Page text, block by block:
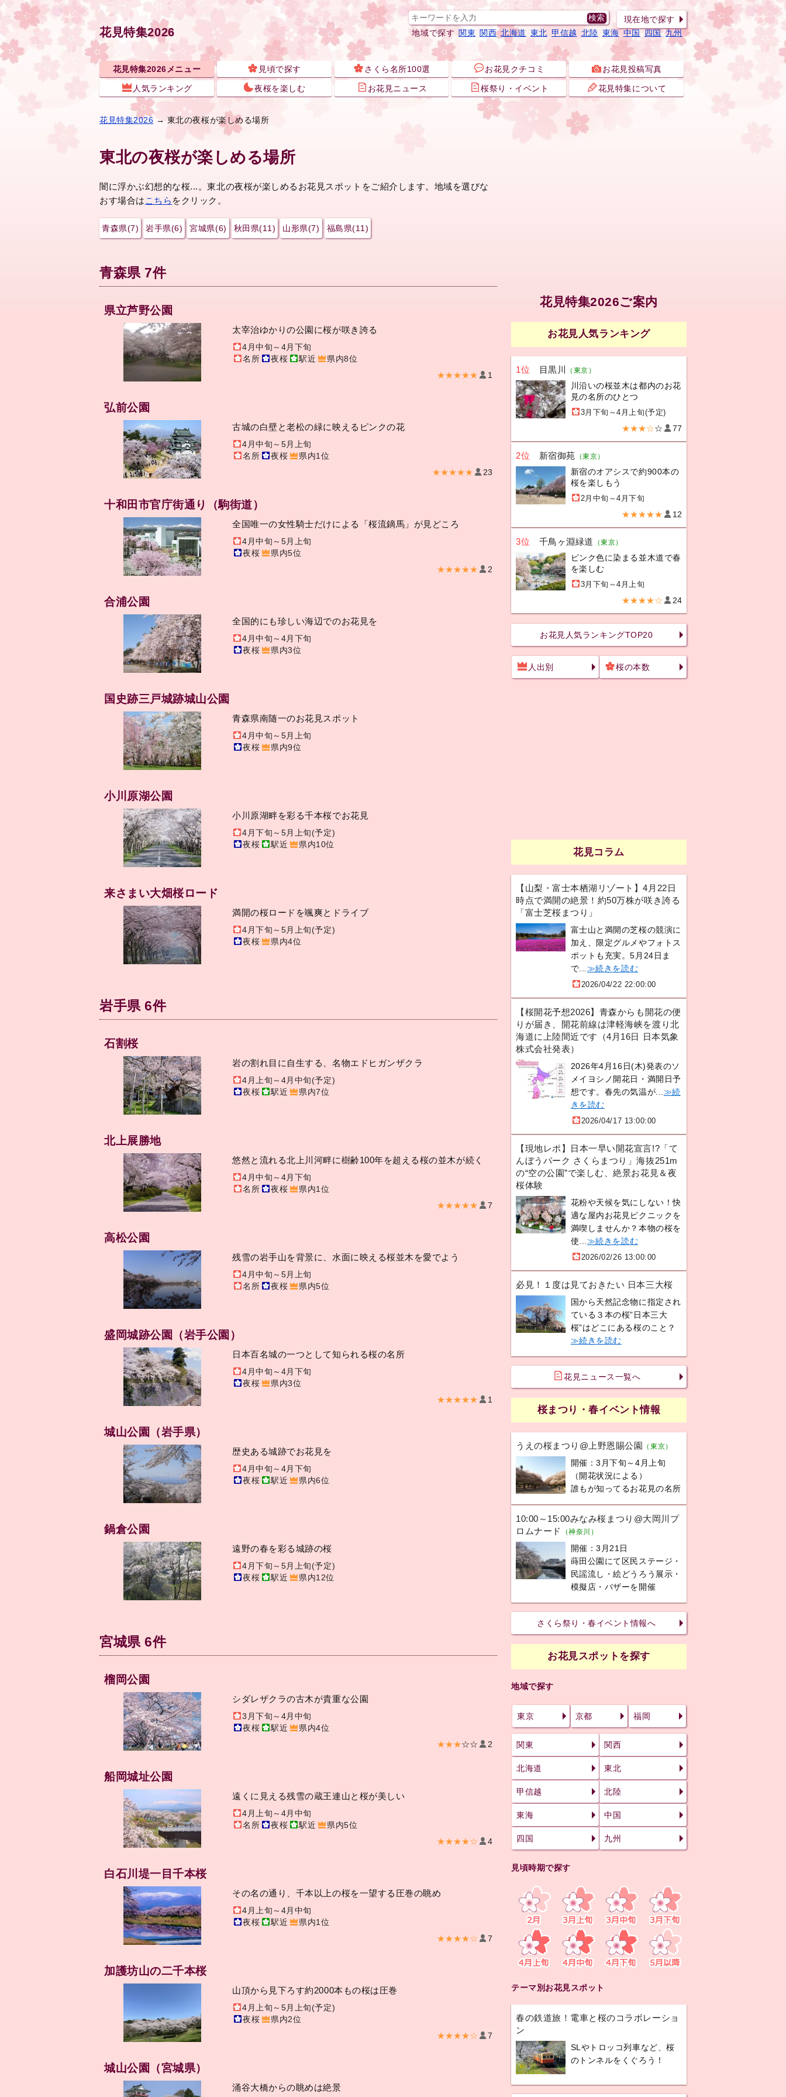
花見特集2026
現在地で探す
地域で探す 関東 関西 北海道 東北 甲信越 北陸 東海 中国 四国 九州
花見特集2026メニュー 見頃で探す さくら名所100選 お花見クチコミ お花見投稿写真
人気ランキング 夜桜を楽しむ お花見ニュース 桜祭り・イベント 花見特集について
花見特集2026 → 東北の夜桜が楽しめる場所
東北の夜桜が楽しめる場所
闇に浮かぶ幻想的な桜...。東北の夜桜が楽しめるお花見スポットをご紹介します。地域を選びな
おす場合は こちら をクリック。
青森県(7) 岩手県(6) 宮城県(6) 秋田県(11) 山形県(7) 福島県(11)
青森県 7件
県立芦野公園
太宰治ゆかりの公園に桜が咲き誇る
4月中旬～4月下旬
名所
夜桜 駅近 県内8位
★★★★★ 1
弘前公園
古城の白壁と老松の緑に映えるピンクの花
4月中旬～5月上旬
名所
夜桜 県内1位
★★★★★ 23
十和田市官庁街通り（駒街道）
全国唯一の女性騎士だけによる「桜流鏑馬」が見どころ
4月中旬～5月上旬
夜桜
県内5位
★★★★★ 2
合浦公園
全国的にも珍しい海辺でのお花見を
4月中旬～4月下旬
夜桜
県内3位
国史跡三戸城跡城山公園
青森県南随一のお花見スポット
4月中旬～5月上旬
夜桜
県内9位
小川原湖公園
小川原湖畔を彩る千本桜でお花見
4月下旬～5月上旬(予定)
夜桜
駅近 県内10位
来さまい大畑桜ロード
満開の桜ロードを颯爽とドライブ
4月下旬～5月上旬(予定)
夜桜
県内4位
岩手県 6件
石割桜
岩の割れ目に自生する、名物エドヒガンザクラ
4月上旬～4月中旬(予定)
夜桜
駅近 県内7位
北上展勝地
悠然と流れる北上川河畔に樹齢100年を超える桜の並木が続く
4月中旬～4月下旬
名所
夜桜 県内1位
★★★★★ 7
高松公園
残雪の岩手山を背景に、水面に映える桜並木を愛でよう
4月中旬～5月上旬
名所
夜桜 県内5位
盛岡城跡公園（岩手公園）
日本百名城の一つとして知られる桜の名所
4月中旬～4月下旬
夜桜
県内3位
★★★★★ 1
城山公園（岩手県）
歴史ある城跡でお花見を
4月中旬～4月下旬
夜桜
駅近 県内6位
鍋倉公園
遠野の春を彩る城跡の桜
4月下旬～5月上旬(予定)
夜桜
駅近 県内12位
宮城県 6件
榴岡公園
シダレザクラの古木が貴重な公園
3月下旬～4月中旬
夜桜
駅近 県内4位
★★★☆☆ 2
船岡城址公園
遠くに見える残雪の蔵王連山と桜が美しい
4月上旬～4月中旬
名所
夜桜 駅近 県内5位
★★★★☆ 4
白石川堤一目千本桜
その名の通り、千本以上の桜を一望する圧巻の眺め
4月上旬～4月中旬
夜桜
駅近 県内1位
★★★★☆ 7
加護坊山の二千本桜
山頂から見下ろす約2000本もの桜は圧巻
4月上旬～5月上旬(予定)
夜桜
県内2位
★★★★☆ 7
城山公園（宮城県）
涌谷大橋からの眺めは絶景
花見特集2026ご案内
お花見人気ランキング
1位 目黒川 （東京）
川沿いの桜並木は都内のお花
見の名所のひとつ
3月下旬～4月上旬(予定)
★★★☆☆ 77
2位 新宿御苑 （東京）
新宿のオアシスで約900本の
桜を楽しもう
2月中旬～4月下旬
★★★★★ 12
3位 千鳥ヶ淵緑道 （東京）
ピンク色に染まる並木道で春
を楽しむ
3月下旬～4月上旬
★★★★☆ 24
お花見人気ランキングTOP20
人出別 桜の本数
花見コラム
【山梨・富士本栖湖リゾート】4月22日
時点で満開の絶景！約50万株が咲き誇る
「富士芝桜まつり」
富士山と満開の芝桜の競演に
加え、限定グルメやフォトス
ポットも充実。5月24日ま
で... ≫続きを読む
2026/04/22 22:00:00
【桜開花予想2026】青森からも開花の便
りが届き、開花前線は津軽海峡を渡り北
海道に上陸間近です（4月16日 日本気象
株式会社発表）
2026年4月16日(木)発表のソ
メイヨシノ開花日・満開日予
想です。春先の気温が... ≫続
きを読む
2026/04/17 13:00:00
【現地レポ】日本一早い開花宣言!?「て
んぼうパーク さくらまつり」海抜251m
の“空の公園”で楽しむ、絶景お花見＆夜
桜体験
花粉や天候を気にしない！快
適な屋内お花見ピクニックを
満喫しませんか？本物の桜を
使... ≫続きを読む
2026/02/26 13:00:00
必見！１度は見ておきたい 日本三大桜
国から天然記念物に指定され
ている３本の桜”日本三大
桜”はどこにある桜のこと？
≫続きを読む
花見ニュース一覧へ
桜まつり・春イベント情報
うえの桜まつり@上野恩賜公園 （東京）
開催：3月下旬～4月上旬
（開花状況による）
誰もが知ってるお花見の名所
10:00～15:00みなみ桜まつり@大岡川プ
ロムナード
（神奈川）
開催：3月21日
蒔田公園にて区民ステージ・
民謡流し・絵どうろう展示・
模擬店・バザーを開催
さくら祭り・春イベント情報へ
お花見スポットを探す
地域で探す
東京 京都 福岡
関東 関西
北海道 東北
甲信越 北陸
東海 中国
四国 九州
見頃時期で探す
テーマ別お花見スポット
春の鉄道旅！電車と桜のコラボレーショ
ン
SLやトロッコ列車など、桜
のトンネルをくぐろう！